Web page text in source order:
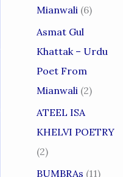
Mianwali (6)
Asmat Gul
Khattak – Urdu
Poet From
Mianwali (2)
ATEEL ISA
KHELVI POETRY
(2)
BUMBRAs (11)